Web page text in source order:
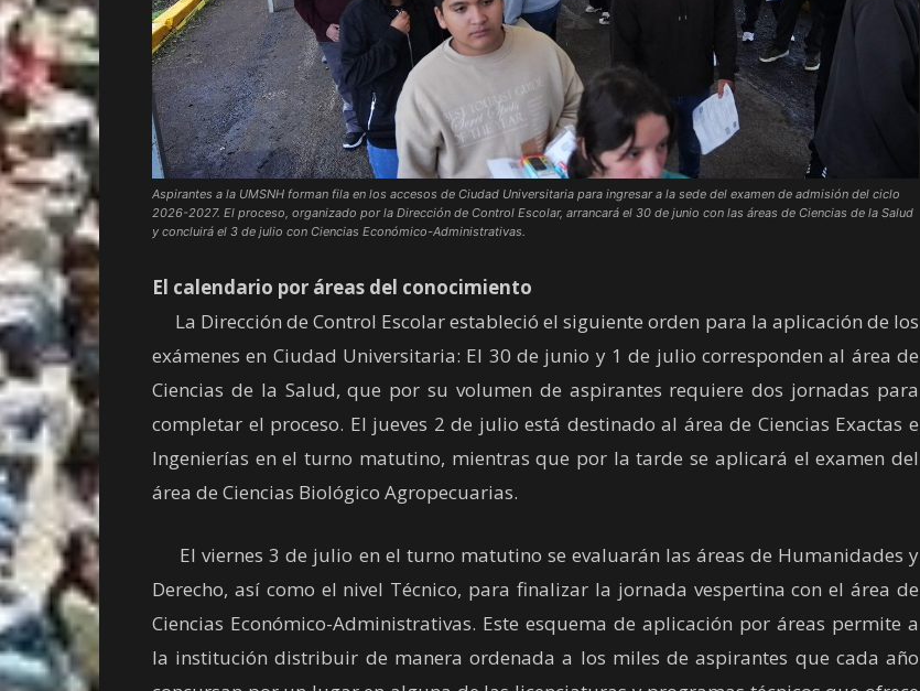
Aspirantes a la UMSNH forman fila en los accesos de Ciudad Universitaria para ingresar a la sede del examen de admisión del ciclo
2026-2027. El proceso, organizado por la Dirección de Control Escolar, arrancará el 30 de junio con las áreas de Ciencias de la Salud
y concluirá el 3 de julio con Ciencias Económico-Administrativas.
El calendario por áreas del conocimiento
La Dirección de Control Escolar estableció el siguiente orden para la aplicación de los
exámenes en Ciudad Universitaria: El 30 de junio y 1 de julio corresponden al área de
Ciencias de la Salud, que por su volumen de aspirantes requiere dos jornadas para
completar el proceso. El jueves 2 de julio está destinado al área de Ciencias Exactas e
Ingenierías en el turno matutino, mientras que por la tarde se aplicará el examen del
área de Ciencias Biológico Agropecuarias.
El viernes 3 de julio en el turno matutino se evaluarán las áreas de Humanidades y
Derecho, así como el nivel Técnico, para finalizar la jornada vespertina con el área de
Ciencias Económico-Administrativas. Este esquema de aplicación por áreas permite a
la institución distribuir de manera ordenada a los miles de aspirantes que cada año